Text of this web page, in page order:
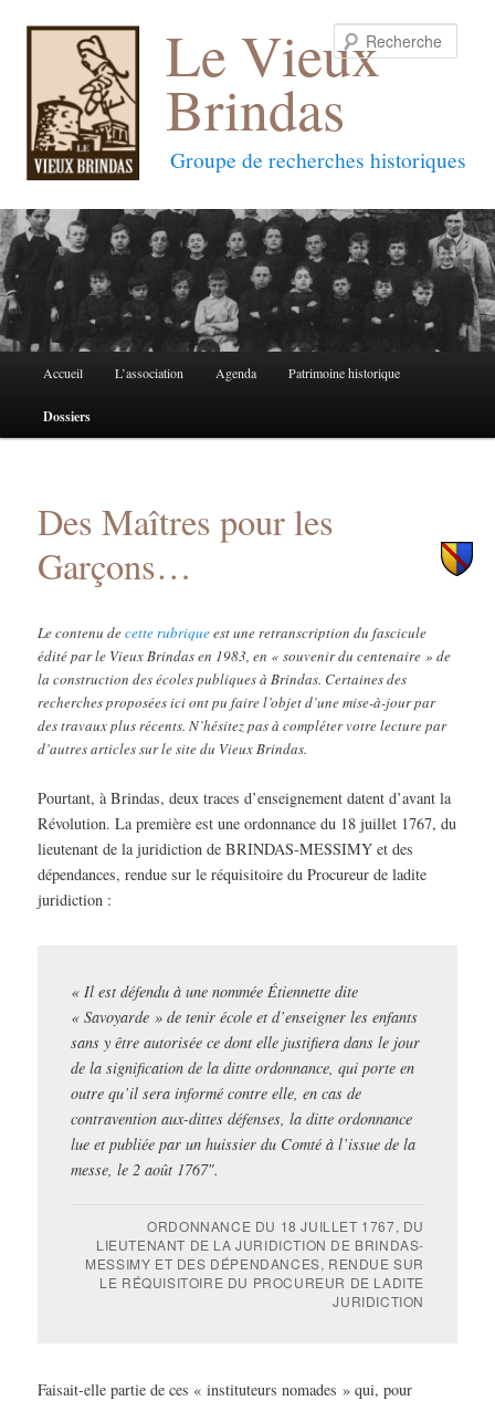
Le Vieux
Brindas
Groupe de recherches historiques
Aller
au
principal
Aller
au
secondaire
Accueil L’association Agenda Patrimoine historique
Dossiers
Des Maîtres pour les
Garçons…
Le contenu decette rubriqueest une retranscription du fascicule
édité par le Vieux Brindas en 1983, en « souvenir du centenaire » de
la construction des écoles publiques à Brindas. Certaines des
recherches proposées ici ont pu faire l’objet d’une mise-à-jour par
des travaux plus récents. N’hésitez pas à compléter votre lecture par
d’autres articles sur le site du Vieux Brindas.
Pourtant, à Brindas, deux traces d’enseignement datent d’avant la
Révolution. La première est une ordonnance du 18 juillet 1767, du
lieutenant de la juridiction de BRINDAS-MESSIMY et des
dépendances, rendue sur le réquisitoire du Procureur de ladite
juridiction :
« Il est défendu à une nommée Étiennette dite
« Savoyarde » de tenir école et d’enseigner les enfants
sans y être autorisée ce dont elle justifiera dans le jour
de la signification de la ditte ordonnance, qui porte en
outre qu’il sera informé contre elle, en cas de
contravention aux-dittes défenses, la ditte ordonnance
lue et publiée par un huissier du Comté à l’issue de la
messe, le 2 août 1767″.
ORDONNANCE DU 18 JUILLET 1767, DU
LIEUTENANT DE LA JURIDICTION DE BRINDAS-
MESSIMY ET DES DÉPENDANCES, RENDUE SUR
LE RÉQUISITOIRE DU PROCUREUR DE LADITE
JURIDICTION
Faisait-elle partie de ces « instituteurs nomades » qui, pour